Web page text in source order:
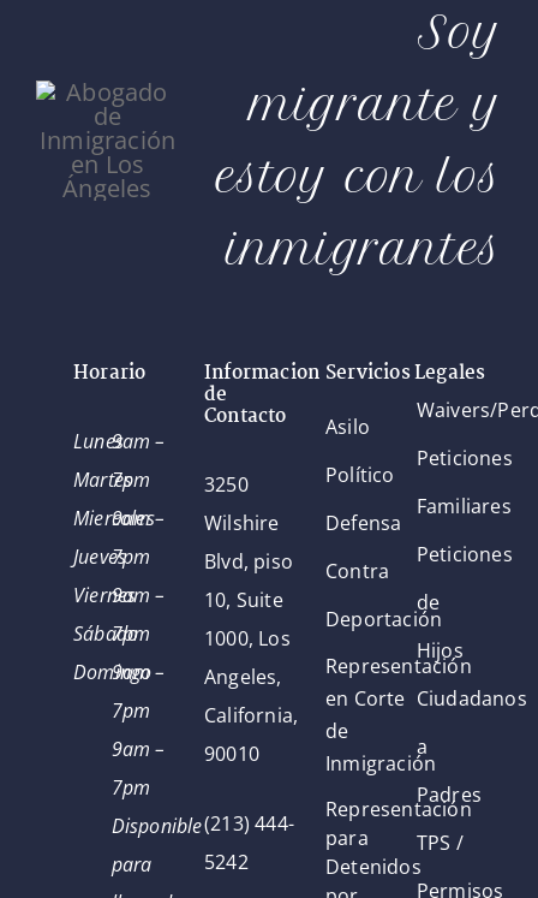
Soy
migrante y
estoy con los
inmigrantes
Horario
Lunes
Martes
Miercoles
Jueves
Viernes
Sábado
Domingo
9am –
7pm
9am –
7pm
9am –
7pm
9am –
7pm
9am –
7pm
Disponible
para
Informacion
de
Contacto
3250
Wilshire
Blvd, piso
10, Suite
1000, Los
Angeles,
California,
90010
(213) 444-
5242
Servicios Legales
Asilo
Político
Defensa
Contra
Deportación
Representación
en Corte
de
Inmigración
Representación
para
Detenidos
Waivers/
Peticiones
Familiares
Peticiones
de
Hijos
Ciudadanos
a
Padres
TPS /
Permisos